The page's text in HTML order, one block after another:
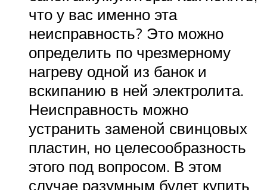
что у вас именно эта
неисправность? Это можно
определить по чрезмерному
нагреву одной из банок и
вскипанию в ней электролита.
Неисправность можно
устранить заменой свинцовых
пластин, но целесообразность
этого под вопросом. В этом
случае разумным будет купить